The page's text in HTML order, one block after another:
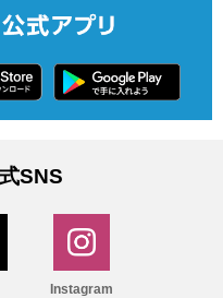
SNS
Instagram